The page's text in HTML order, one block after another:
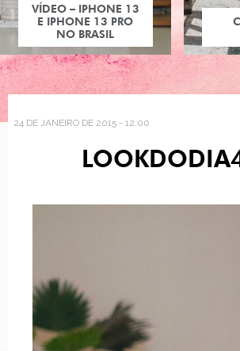
VÍDEO – IPHONE 13
E IPHONE 13 PRO
NO BRASIL
24 DE JANEIRO DE 2015 - 12:00